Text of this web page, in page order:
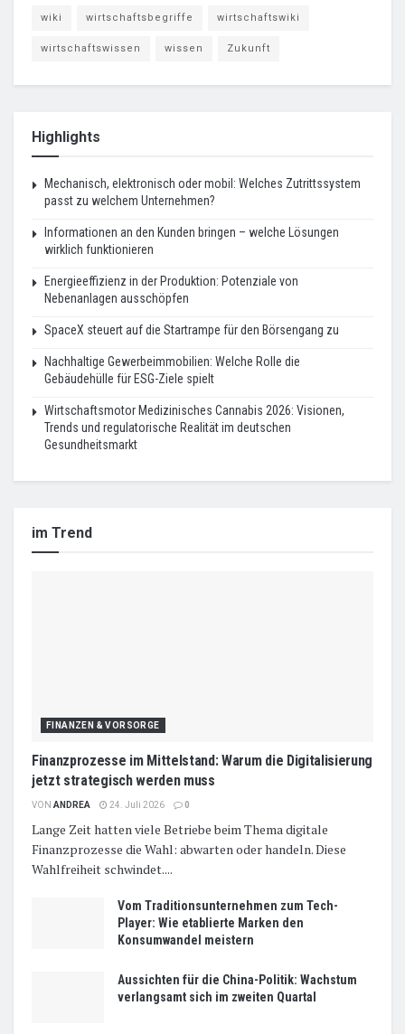
wiki wirtschaftsbegriffe wirtschaftswiki
wirtschaftswissen wissen Zukunft
Highlights
Mechanisch, elektronisch oder mobil: Welches Zutrittssystem
passt zu welchem Unternehmen?
Informationen an den Kunden bringen – welche Lösungen
wirklich funktionieren
Energieeffizienz in der Produktion: Potenziale von
Nebenanlagen ausschöpfen
SpaceX steuert auf die Startrampe für den Börsengang zu
Nachhaltige Gewerbeimmobilien: Welche Rolle die
Gebäudehülle für ESG-Ziele spielt
Wirtschaftsmotor Medizinisches Cannabis 2026: Visionen,
Trends und regulatorische Realität im deutschen
Gesundheitsmarkt
im Trend
FINANZEN & VORSORGE
Finanzprozesse im Mittelstand: Warum die Digitalisierung
jetzt strategisch werden muss
VON ANDREA 24. Juli 2026 0
Lange Zeit hatten viele Betriebe beim Thema digitale
Finanzprozesse die Wahl: abwarten oder handeln. Diese
Wahlfreiheit schwindet....
Vom Traditionsunternehmen zum Tech-
Player: Wie etablierte Marken den
Konsumwandel meistern
Aussichten für die China-Politik: Wachstum
verlangsamt sich im zweiten Quartal